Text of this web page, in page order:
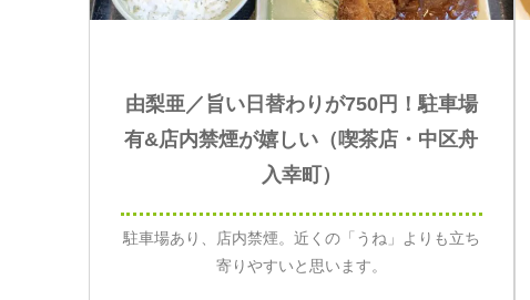
由梨亜／旨い日替わりが750円！駐車場
有&店内禁煙が嬉しい（喫茶店・中区舟
入幸町）
駐車場あり、店内禁煙。近くの「うね」よりも立ち
寄りやすいと思います。